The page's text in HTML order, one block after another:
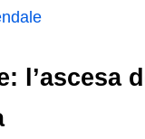
l’ascesa